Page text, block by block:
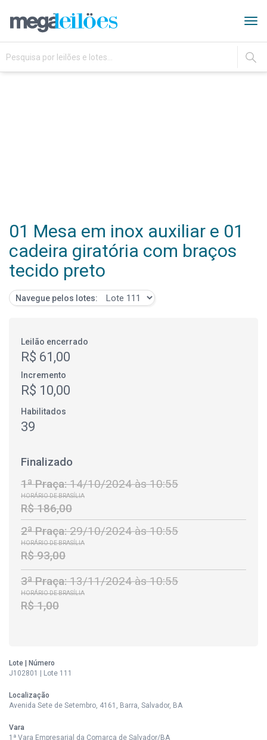
IR
01 Mesa em inox auxiliar e 01
cadeira giratória com braços
tecido preto
Navegue pelos lotes:
Leilão encerrado
R$ 61,00
Incremento
R$ 10,00
Habilitados
39
Finalizado
1ª Praça:14/10/2024 às 10:55
HORÁRIO DE BRASÍLIA
R$ 186,00
2ª Praça:29/10/2024 às 10:55
HORÁRIO DE BRASÍLIA
R$ 93,00
3ª Praça:13/11/2024 às 10:55
HORÁRIO DE BRASÍLIA
R$ 1,00
Lote | Número
J102801 | Lote 111
Localização
Avenida Sete de Setembro, 4161, Barra, Salvador, BA
Vara
1ª Vara Empresarial da Comarca de Salvador/BA